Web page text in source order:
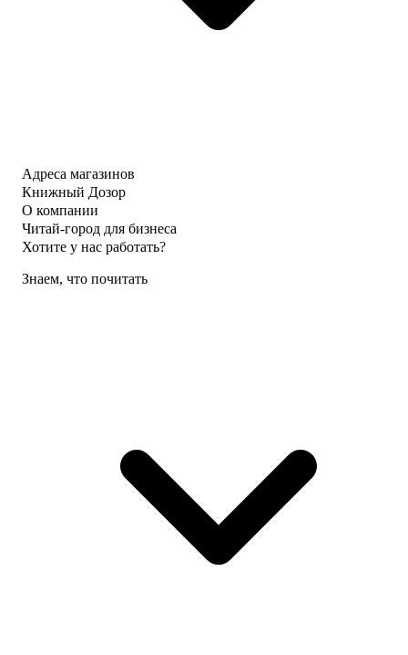
Адреса магазинов
Книжный Дозор
О компании
Читай-город для бизнеса
Хотите у нас работать?
Знаем, что почитать